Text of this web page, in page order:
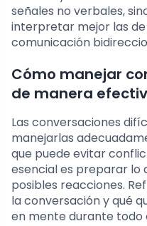
señales no verbales,
interpretar mejor las
comunicación
Cómo manejar
de manera
Las conversaciones
manejarlas
que puede evitar
esencial es preparar lo
posibles reacciones.
la conversación y qué
en mente durante todo